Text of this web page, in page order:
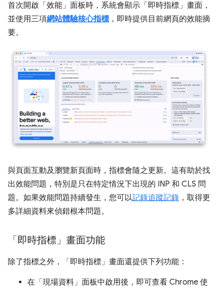
首次開啟「效能」 面板時，系統會顯示「即時指標」畫面，
並使用三項網站體驗核心指標 ，即時提供目前網頁的效能摘
要。
與頁面互動及瀏覽新頁面時，指標會隨之更新。這有助於找
出效能問題，特別是只在特定情況下出現的 INP 和 CLS 問
題。如果效能問題持續發生，您可以記錄追蹤記錄 ，取得更
多詳細資料來偵錯根本問題。
「即時指標」畫面功能
除了指標之外，「即時指標」 畫面還提供下列功能：
在「現場資料」 面板中啟用後，即可查看 Chrome 使